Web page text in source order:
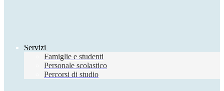
Servizi
Famiglie e studenti
Personale scolastico
Percorsi di studio